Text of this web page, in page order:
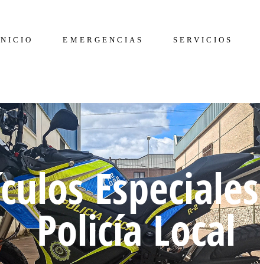
EMERGENCIAS SERVICIOS
Policía Local